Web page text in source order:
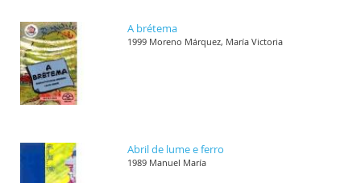
A brétema
1999 Moreno Márquez, María Victoria
Abril de lume e ferro
1989 Manuel María